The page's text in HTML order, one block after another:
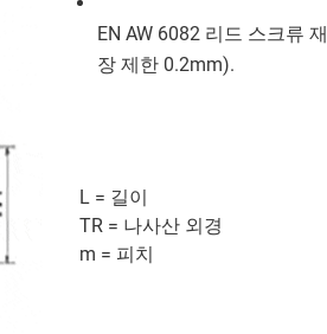
EN AW 6082 리드 스크류
장 제한 0.2mm).
L = 길이
TR = 나사산 외경
m = 피치